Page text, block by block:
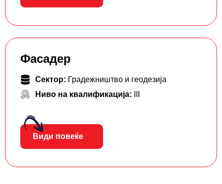
Фасадер
Сектор: Градежништво и геодезија
Ниво на квалификација:
Види повеќе